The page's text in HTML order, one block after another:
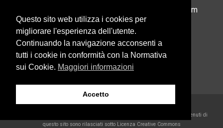
info@usprimiero.com
Vantaggi da Pubblica Amministrazione
Eccetto dove diversamente specificato, i contenuti di
questo sito sono rilasciati sotto Licenza Creative Commons
Questo sito web utilizza i cookies per
migliorare l'esperienza dell'utente.
Continuando la navigazione acconsenti a
tutti i cookie in conformità con la Normativa
sui Cookie. Maggiori informazioni
Accetto